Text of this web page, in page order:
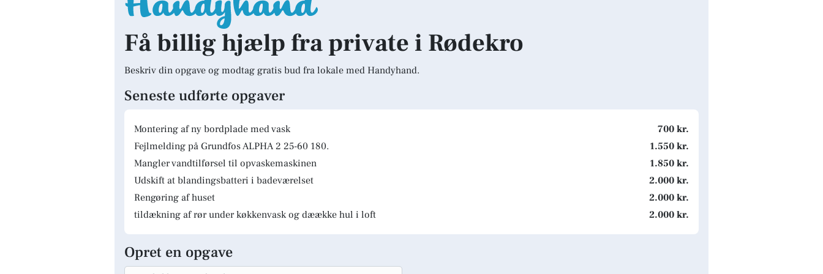
Få billig hjælp fra private i Rødekro
Beskriv din opgave og modtag gratis bud fra lokale med Handyhand.
Seneste udførte opgaver
Montering af ny bordplade med vask
700 kr.
Fejlmelding på Grundfos ALPHA 2 25-60 180.
1.550 kr.
Mangler vandtilførsel til opvaskemaskinen
1.850 kr.
Udskift at blandingsbatteri i badeværelset
2.000 kr.
Rengøring af huset
2.000 kr.
tildækning af rør under køkkenvask og dæække hul i loft
2.000 kr.
Opret en opgave